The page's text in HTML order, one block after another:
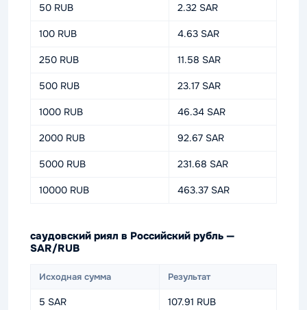
50 RUB 2.32 SAR
100 RUB 4.63 SAR
250 RUB 11.58 SAR
500 RUB 23.17 SAR
1000 RUB 46.34 SAR
2000 RUB 92.67 SAR
5000 RUB 231.68 SAR
10000 RUB 463.37 SAR
саудовский риял в Российский рубль —
SAR/RUB
Исходная сумма Результат
5 SAR 107.91 RUB